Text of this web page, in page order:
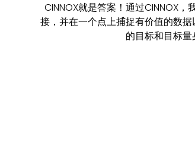
CINNOX就是答案！通过CINNOX
接，并在一个点上捕捉有价值的数
的目标和目标